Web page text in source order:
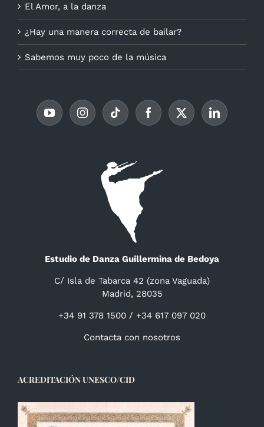
El Amor, a la danza
¿Hay una manera correcta de bailar?
Sabemos muy poco de la música
Estudio de Danza Guillermina de Bedoya
C/ Isla de Tabarca 42 (zona Vaguada)
Madrid, 28035
+34 91 378 1500 / +34 617 097 020
Contacta con nosotros
ACREDITACIÓN UNESCO/CID